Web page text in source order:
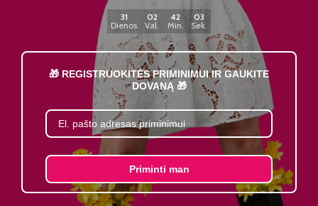
31
Dienos
02
Val.
42
Min.
03
Sek.
🎁 REGISTRUOKITĖS PRIMINIMUI IR GAUKITE
DOVANĄ 🎁
Priminti man